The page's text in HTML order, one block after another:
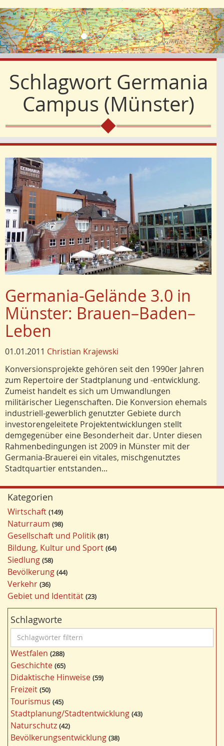
Vorherige
SchlagwortGermania
Campus (Münster)
Germania-Gelände 3.0 in
Münster: Brauen–Baden–
Leben
01.01.2011 Christian Krajewski
Konversionsprojekte gehören seit den 1990er Jahren
zum Repertoire der Stadtplanung und -entwicklung.
Zumeist handelt es sich um Umwandlungen
militärischer Liegenschaften. Die Konversion ehemals
industriell-gewerblich genutzter Gebiete durch
investorengeleitete Projektentwicklungen stellt
demgegenüber eine Besonderheit dar. Unter diesen
Rahmenbedingungen ist 2009 in Münster mit der
Germania-Brauerei ein vitales, mischgenutztes
Stadtquartier entstanden...
Kategorien
Wirtschaft 149
Naturraum 98
Gesellschaft und Politik 81
Bildung, Kultur und Sport 64
Siedlung 58
Bevölkerung 44
Verkehr 36
Gebiet und Identität 23
Schlagworte
c
h
l
a
g
w
ö
r
t
Westfalen 288
Geschichte 65
Didaktische Hinweise 59
Freizeit 50
Tourismus 45
Stadtplanung/Stadtentwicklung 43
Naturschutz 42
Bevölkerungsentwicklung 38